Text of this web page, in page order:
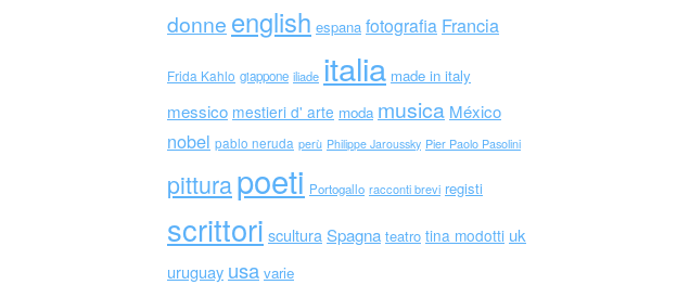
donne english espana fotografia Francia
Frida Kahlo giappone iliade italia made in italy
messico mestieri d' arte moda musica México
nobel pablo neruda perù Philippe Jaroussky Pier Paolo Pasolini
pitturapoeti Portogallo racconti brevi registi
scrittori scultura Spagna teatro tina modotti uk
uruguay usa varie